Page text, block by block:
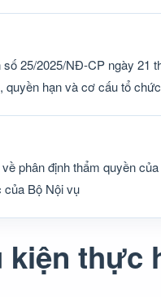
số 25/2025/NĐ-CP ngày 21
quyền hạn và cơ cấu tổ
phân định thẩm quyền
của Bộ Nội vụ
kiện thực